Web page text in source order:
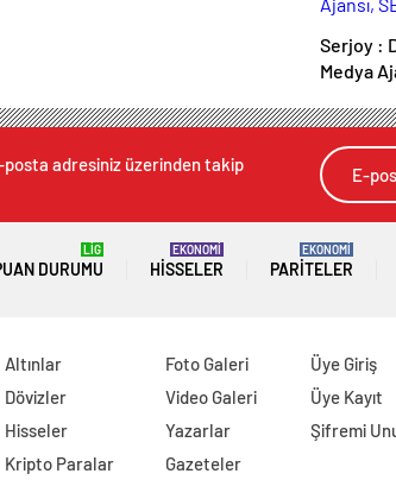
Serjoy : Dijital
Medya
Ajansı,
ve Web
Ajansı
adresiniz üzerinden takip
DURUMU
LİG
HISSELER
EKONOMİ
PARITELER
EKONOMİ
Altınlar
Dövizler
Hisseler
Kripto Paralar
Foto Galeri
Video Galeri
Yazarlar
Gazeteler
Üye Giriş
Üye Kayıt
Şifremi